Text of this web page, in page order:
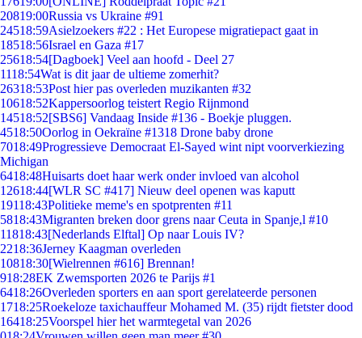
20819:00Russia vs Ukraine #91
24518:59Asielzoekers #22 : Het Europese migratiepact gaat in
18518:56Israel en Gaza #17
25618:54[Dagboek] Veel aan hoofd - Deel 27
1118:54Wat is dit jaar de ultieme zomerhit?
26318:53Post hier pas overleden muzikanten #32
10618:52Kappersoorlog teistert Regio Rijnmond
14518:52[SBS6] Vandaag Inside #136 - Boekje pluggen.
4518:50Oorlog in Oekraïne #1318 Drone baby drone
7018:49Progressieve Democraat El-Sayed wint nipt voorverkiezing
Michigan
6418:48Huisarts doet haar werk onder invloed van alcohol
12618:44[WLR SC #417] Nieuw deel openen was kaputt
19118:43Politieke meme's en spotprenten #11
5818:43Migranten breken door grens naar Ceuta in Spanje,l #10
11818:43[Nederlands Elftal] Op naar Louis IV?
2218:36Jerney Kaagman overleden
10818:30[Wielrennen #616] Brennan!
918:28EK Zwemsporten 2026 te Parijs #1
6418:26Overleden sporters en aan sport gerelateerde personen
1718:25Roekeloze taxichauffeur Mohamed M. (35) rijdt fietster dood
16418:25Voorspel hier het warmtegetal van 2026